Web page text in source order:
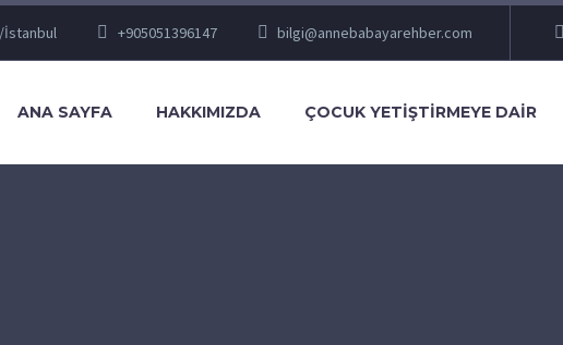
İstanbul +905051396147 bilgi@annebabayarehber.com
ANA SAYFA HAKKIMIZDA ÇOCUK YETIŞTIRMEYE DAIR